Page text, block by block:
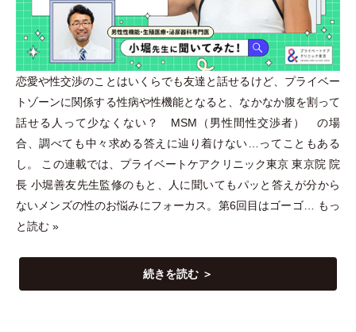
恋愛や性交渉のことはいくらでも友達と話せるけど、プライベー
トゾーンに関係する性病や性機能となると、なかなか腹を割って
話せる人って少なくない？ MSM （ 男性間性交渉者）
の場
合、調べても中々求める答えに辿り着けない…ってこともある
し。 この連載では、プライベートケアクリニック東京 東京院 院
長 小堀善友先生監修のもと、人に聞いてもパッと答えが分から
ないメンズの性のお悩みにフォーカス。第6回目はゴーゴ… もっ
と読む »
続きを読む ＞